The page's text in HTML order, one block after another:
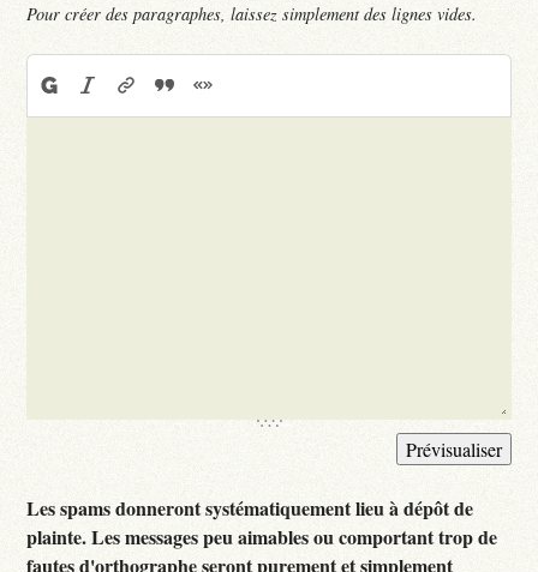
Pour créer des paragraphes, laissez simplement des lignes vides.
Les spams donneront systématiquement lieu à dépôt de
plainte. Les messages peu aimables ou comportant trop de
fautes d'orthographe seront purement et simplement